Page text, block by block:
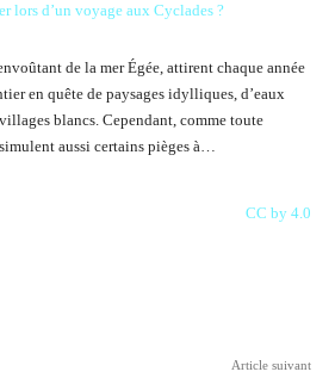
lors d’un voyage aux Cyclades ?
de la mer Égée, attirent chaque année
en quête de paysages idylliques, d’eaux
blancs. Cependant, comme toute
aussi certains pièges à…
CC by 4.0
Article suivant